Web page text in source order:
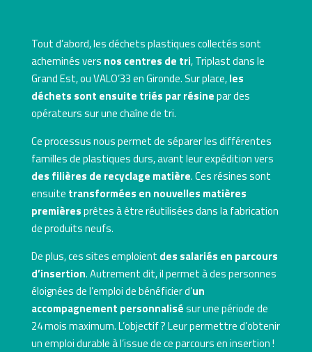
Tout d’abord, les déchets plastiques collectés sont
acheminés vers nos centres de tri, Triplast dans le
Grand Est, ou VALO’33 en Gironde. Sur place,les
déchets sont ensuite triés par résinepar des
opérateurs sur une chaîne de tri.
Ce processus nous permet de séparer les différentes
familles de plastiques durs, avant leur expédition vers
des filières de recyclage matière. Ces résines sont
ensuite transformées en nouvelles matières
premièresprêtes à être réutilisées dans la fabrication
de produits neufs.
De plus, ces sites emploient des salariés en parcours
d’insertion. Autrement dit, il permet à des personnes
éloignées de l’emploi de bénéficier d’un
accompagnement personnalisésur une période de
24 mois maximum. L’objectif ? Leur permettre d’obtenir
un emploi durable à l’issue de ce parcours en insertion !